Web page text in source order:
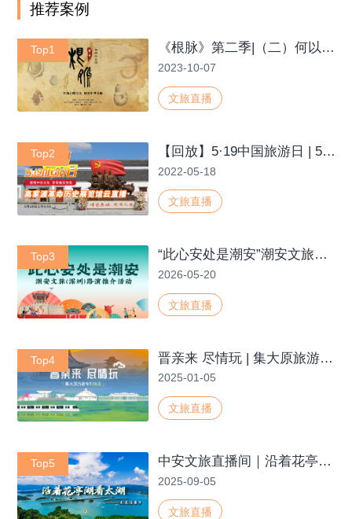
推荐案例
Top1 《根脉》第二季|（二）何以红山 文明之源
2023-10-07
文旅直播
Top2 【回放】5·19中国旅游日 | 5月18日，高家渡革命历史展览馆云直播带您走进滨州市第一个农村党支部
2022-05-18
文旅直播
Top3 “此心安处是潮安”潮安文旅（深圳）路演推介活动
2026-05-20
文旅直播
Top4 晋亲来 尽情玩 | 集大原旅游专列首发
2025-01-05
文旅直播
Top5 中安文旅直播间｜沿着花亭湖看太湖：走进汤泉乡
2025-09-05
文旅直播